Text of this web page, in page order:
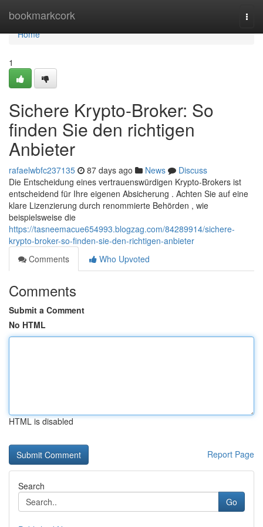
bookmarkcork
Home
Home
1
Sichere Krypto-Broker: So
finden Sie den richtigen
Anbieter
rafaelwbfc237135 87 days ago News
Discuss
Die Entscheidung eines vertrauenswürdigen Krypto-Brokers ist
entscheidend für Ihre eigenen Absicherung . Achten Sie auf eine
klare Lizenzierung durch renommierte Behörden , wie
beispielsweise die
https://tasneemacue654993.blogzag.com/84289914/sichere-
krypto-broker-so-finden-sie-den-richtigen-anbieter
Comments
Who Upvoted
Comments
Submit a Comment
No HTML
HTML is disabled
Report Page
Search
Go